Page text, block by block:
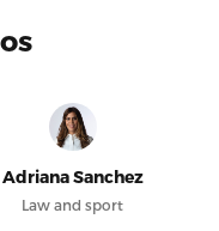
Adriana Sanchez
Law and sport